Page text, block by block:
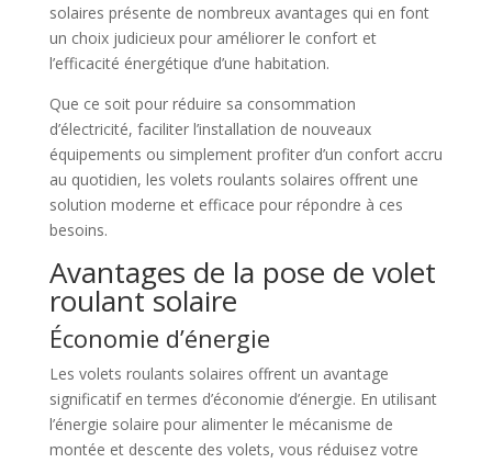
solaires présente de nombreux avantages qui en font
un choix judicieux pour améliorer le confort et
l’efficacité énergétique d’une habitation.
Que ce soit pour réduire sa consommation
d’électricité, faciliter l’installation de nouveaux
équipements ou simplement profiter d’un confort accru
au quotidien, les volets roulants solaires offrent une
solution moderne et efficace pour répondre à ces
besoins.
Avantages de la pose de volet
roulant solaire
Économie d’énergie
Les volets roulants solaires offrent un avantage
significatif en termes d’économie d’énergie. En utilisant
l’énergie solaire pour alimenter le mécanisme de
montée et descente des volets, vous réduisez votre